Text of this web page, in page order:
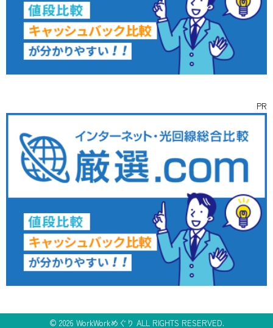
PR
© 2026 WorkWorkめぐり ALL RIGHTS RESERVED.